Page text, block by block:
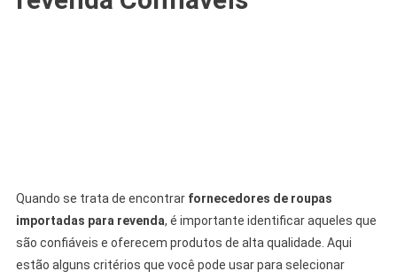
Quando se trata de encontrar fornecedores de roupas
importadas para revenda, é importante identificar aqueles que
são confiáveis e oferecem produtos de alta qualidade. Aqui
estão alguns critérios que você pode usar para selecionar